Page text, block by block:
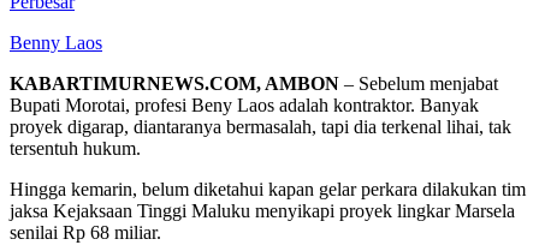
Benny Laos
KABARTIMURNEWS.COM, AMBON – Sebelum menjabat
Bupati Morotai, profesi Beny Laos adalah kontraktor. Banyak
proyek digarap, diantaranya bermasalah, tapi dia terkenal lihai, tak
tersentuh hukum.
Hingga kemarin, belum diketahui kapan gelar perkara dilakukan tim
jaksa Kejaksaan Tinggi Maluku menyikapi proyek lingkar Marsela
senilai Rp 68 miliar.